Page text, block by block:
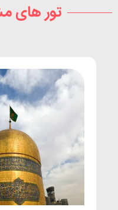
تور های